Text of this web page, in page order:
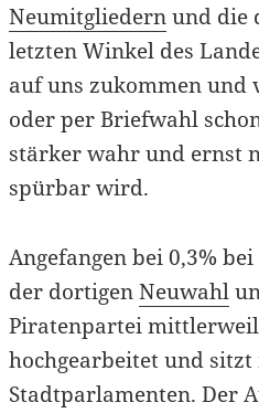
Neumitgliedernund die
letzten Winkel des
auf uns zukommen und
oder per Briefwahl
stärker wahr und ernst
spürbar wird.
Angefangen bei 0,3%
der dortigenNeuwahl
Piratenpartei
hochgearbeitet und
Stadtparlamenten. Der